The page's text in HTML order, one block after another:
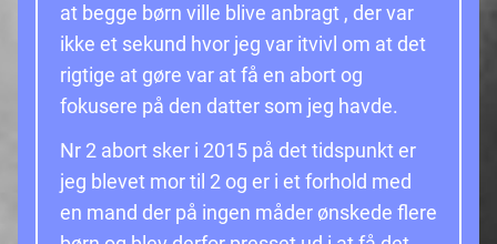
at begge børn ville blive anbragt , der var
ikke et sekund hvor jeg var itvivl om at det
rigtige at gøre var at få en abort og
fokusere på den datter som jeg havde.
Nr 2 abort sker i 2015 på det tidspunkt er
jeg blevet mor til 2 og er i et forhold med
en mand der på ingen måder ønskede flere